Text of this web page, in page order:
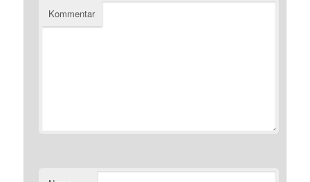
Kommentar